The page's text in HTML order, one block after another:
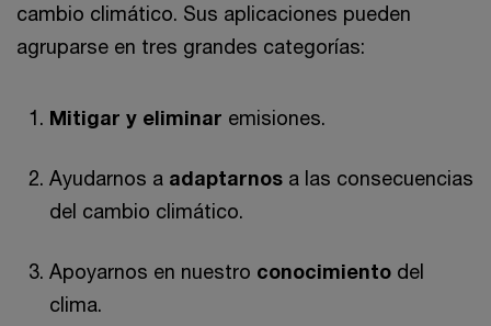
cambio climático. Sus aplicaciones pueden
agruparse en tres grandes categorías:
Mitigar y eliminar emisiones.
Ayudarnos a adaptarnos a las consecuencias
del cambio climático.
Apoyarnos en nuestro conocimiento del
clima.